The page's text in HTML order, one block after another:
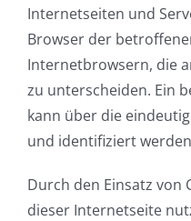
Internetseiten und
Browser der
Internetbrowsern, die
zu unterscheiden. Ein
kann über die
und identifiziert
Durch den Einsatz von
dieser Internetseite